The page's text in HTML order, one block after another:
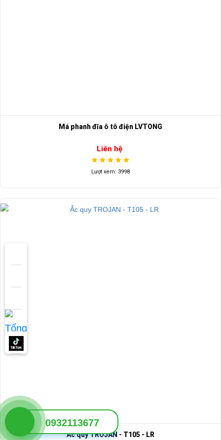
Má phanh đĩa ô tô điện LVTONG
Liên hệ
Lượt xem: 3998
Ắc quy TROJAN - T105 - LR
0932113677